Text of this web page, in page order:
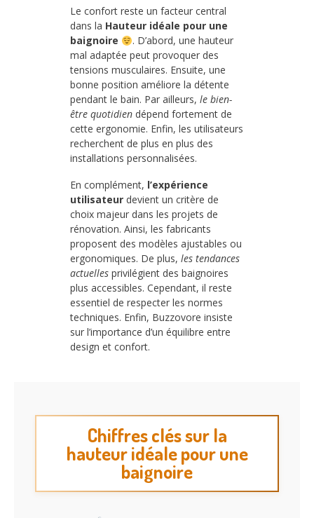
Le confort reste un facteur central
dans la Hauteur idéale pour une
baignoire
. D’abord, une hauteur
mal adaptée peut provoquer des
tensions musculaires. Ensuite, une
bonne position améliore la détente
pendant le bain. Par ailleurs, le bien-
être quotidien dépend fortement de
cette ergonomie. Enfin, les utilisateurs
recherchent de plus en plus des
installations personnalisées.
En complément, l’expérience
utilisateur devient un critère de
choix majeur dans les projets de
rénovation. Ainsi, les fabricants
proposent des modèles ajustables ou
ergonomiques. De plus, les tendances
actuelles privilégient des baignoires
plus accessibles. Cependant, il reste
essentiel de respecter les normes
techniques. Enfin, Buzzovore insiste
sur l’importance d’un équilibre entre
design et confort.
Chiffres clés sur la
hauteur idéale pour une
baignoire